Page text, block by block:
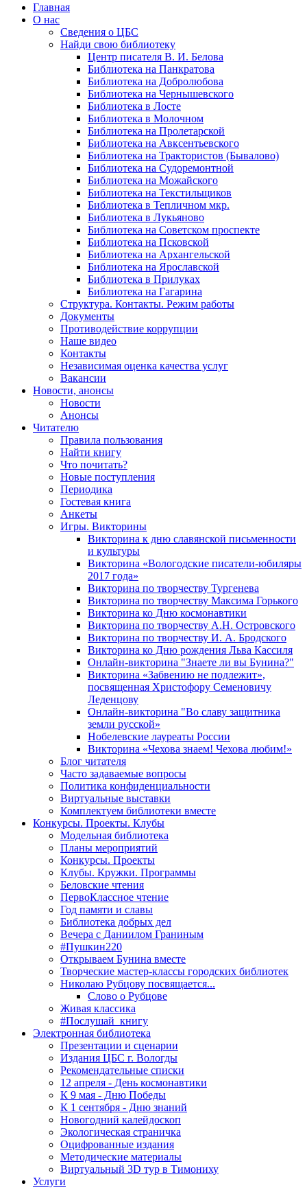
Главная
О нас
Сведения о ЦБС
Найди свою библиотеку
Центр писателя В. И. Белова
Библиотека на Панкратова
Библиотека на Добролюбова
Библиотека на Чернышевского
Библиотека в Лосте
Библиотека в Молочном
Библиотека на Пролетарской
Библиотека на Авксентьевского
Библиотека на Трактористов (Бывалово)
Библиотека на Судоремонтной
Библиотека на Можайского
Библиотека на Текстильщиков
Библиотека в Тепличном мкр.
Библиотека в Лукьяново
Библиотека на Советском проспекте
Библиотека на Псковской
Библиотека на Архангельской
Библиотека на Ярославской
Библиотека в Прилуках
Библиотека на Гагарина
Структура. Контакты. Режим работы
Документы
Противодействие коррупции
Наше видео
Контакты
Независимая оценка качества услуг
Вакансии
Новости, анонсы
Новости
Анонсы
Читателю
Правила пользования
Найти книгу
Что почитать?
Новые поступления
Периодика
Гостевая книга
Анкеты
Игры. Викторины
Викторина к дню славянской письменности
и культуры
Викторина «Вологодские писатели-юбиляры
2017 года»
Викторина по творчеству Тургенева
Викторина по творчеству Максима Горького
Викторина ко Дню космонавтики
Викторина по творчеству А.Н. Островского
Викторина по творчеству И. А. Бродского
Викторина ко Дню рождения Льва Кассиля
Онлайн-викторина "Знаете ли вы Бунина?"
Викторина «Забвению не подлежит»,
посвященная Христофору Семеновичу
Леденцову
Онлайн-викторина "Во славу защитника
земли русской»
Нобелевские лауреаты России
Викторина «Чехова знаем! Чехова любим!»
Блог читателя
Часто задаваемые вопросы
Политика конфиденциальности
Виртуальные выставки
Комплектуем библиотеки вместе
Конкурсы. Проекты. Клубы
Модельная библиотека
Планы мероприятий
Конкурсы. Проекты
Клубы. Кружки. Программы
Беловские чтения
ПервоКлассное чтение
Год памяти и славы
Библиотека добрых дел
Вечера с Даниилом Граниным
#Пушкин220
Открываем Бунина вместе
Творческие мастер-классы городских библиотек
Николаю Рубцову посвящается...
Слово о Рубцове
Живая классика
#Послушай_книгу
Электронная библиотека
Презентации и сценарии
Издания ЦБС г. Вологды
Рекомендательные списки
12 апреля - День космонавтики
К 9 мая - Дню Победы
К 1 сентября - Дню знаний
Новогодний калейдоскоп
Экологическая страничка
Оцифрованные издания
Методические материалы
Виртуальный 3D тур в Тимониху
Услуги